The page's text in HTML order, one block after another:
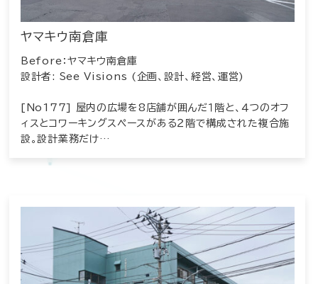
ヤマキウ南倉庫
Before：ヤマキウ南倉庫
設計者: See Visions (企画、設計、経営、運営)
[No177] 屋内の広場を8店舗が囲んだ１階と、４つのオフ
ィスとコワーキングスペースがある２階で構成された複合施
設。設計業務だけ…